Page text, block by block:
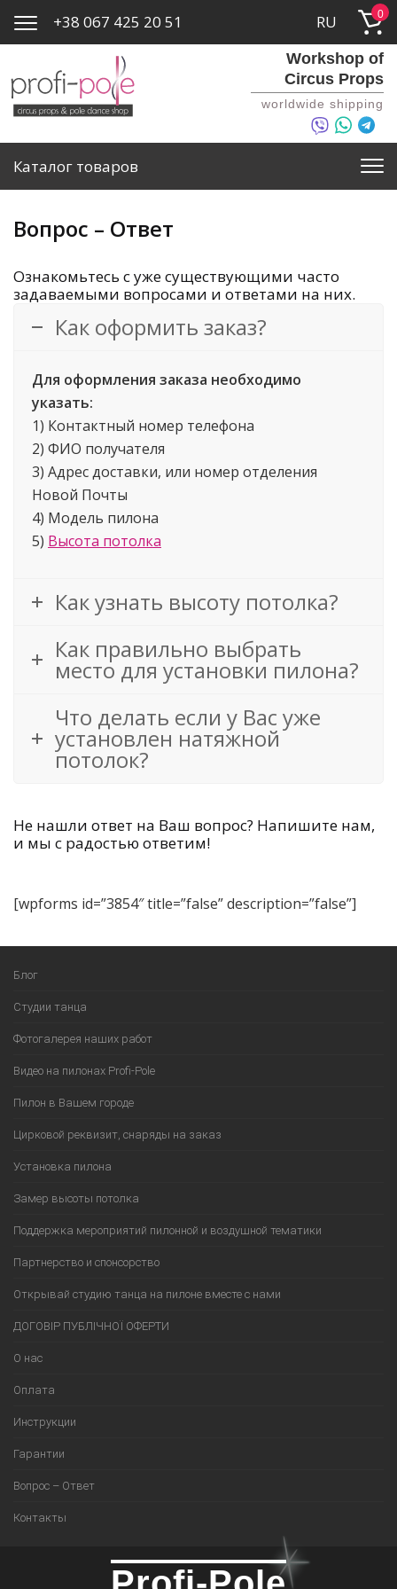
0
RU
+38 067 425 20 51
Workshop of
Circus Props
worldwide shipping
Каталог товаров
Вопрос – Ответ
Ознакомьтесь с уже существующими часто
задаваемыми вопросами и ответами на них.
Как оформить заказ?
Для оформления заказа необходимо
указать:
1) Контактный номер телефона
2) ФИО получателя
3) Адрес доставки, или номер отделения
Новой Почты
4) Модель пилона
5) Высота потолка
Как узнать высоту потолка?
Как правильно выбрать
место для установки пилона?
Что делать если у Вас уже
установлен натяжной
потолок?
Не нашли ответ на Ваш вопрос? Напишите нам,
и мы с радостью ответим!
[wpforms id=”3854″ title=”false” description=”false”]
Блог
Студии танца
Фотогалерея наших работ
Видео на пилонах Profi-Pole
Пилон в Вашем городе
Цирковой реквизит, снаряды на заказ
Установка пилона
Замер высоты потолка
Поддержка мероприятий пилонной и воздушной тематики
Партнерство и спонсорство
Открывай студию танца на пилоне вместе с нами
ДОГОВІР ПУБЛІЧНОЇ ОФЕРТИ
О нас
Оплата
Инструкции
Гарантии
Вопрос – Ответ
Контакты